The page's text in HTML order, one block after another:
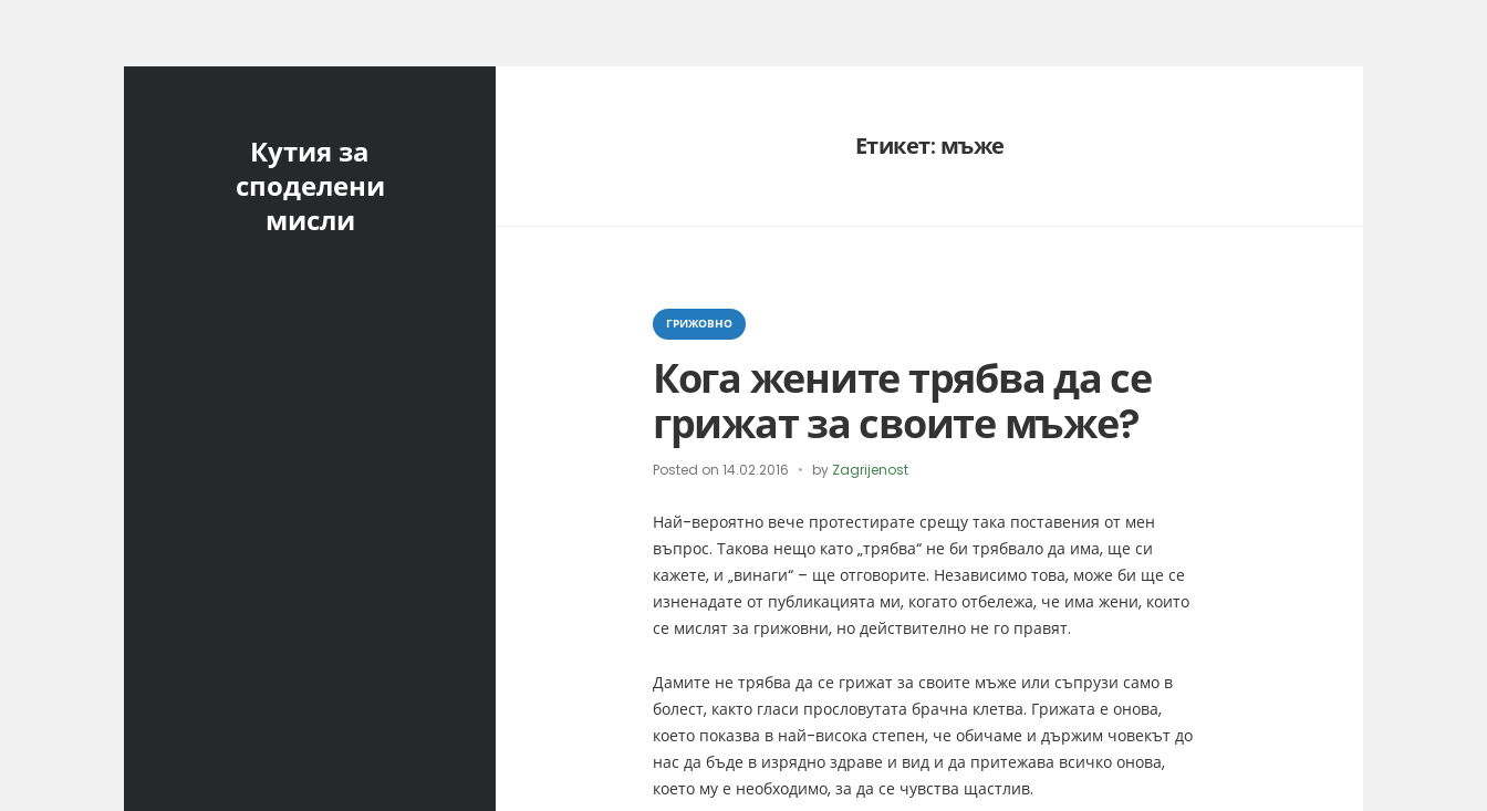
Кутия за
споделени
мисли
Етикет: мъже
Categories
ГРИЖОВНО
Кога жените трябва да се
грижат за своите мъже?
Posted on 14.02.2016 by Zagrijenost
Най-вероятно вече протестирате срещу така поставения от мен
въпрос. Такова нещо като „трябва“ не би трябвало да има, ще си
кажете, и „винаги“ – ще отговорите. Независимо това, може би ще се
изненадате от публикацията ми, когато отбележа, че има жени, които
се мислят за грижовни, но действително не го правят.
Дамите не трябва да се грижат за своите мъже или съпрузи само в
болест, както гласи прословутата брачна клетва. Грижата е онова,
което показва в най-висока степен, че обичаме и държим човекът до
нас да бъде в изрядно здраве и вид и да притежава всичко онова,
което му е необходимо, за да се чувства щастлив.